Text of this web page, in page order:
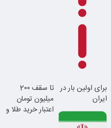
آبان تتر
برای اولین بار در
ایران
تا سقف 2۰۰
میلیون تومان
اعتبار خرید طلا و